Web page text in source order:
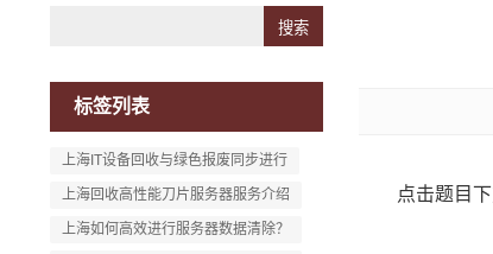
标签列表
上海IT设备回收与绿色报废同步进行
上海回收高性能刀片服务器服务介绍
上海如何高效进行服务器数据清除？
点击题目下